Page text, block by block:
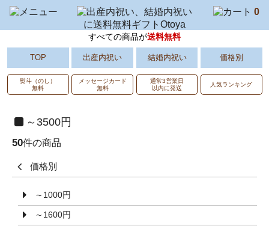
0
すべての商品が送料無料
TOP 出産内祝い 結婚内祝い 価格別
熨斗（のし）
無料
メッセージカード
無料
通常3営業日
以内に発送
人気ランキング
～3500円
50件の商品
価格別
～1000円
～1600円